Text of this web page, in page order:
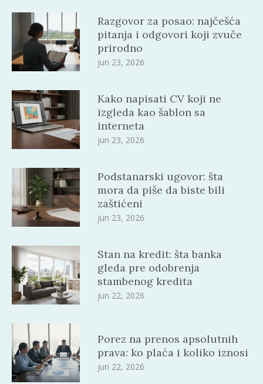
Razgovor za posao: najčešća
pitanja i odgovori koji zvuče
prirodno
jun 23, 2026
Kako napisati CV koji ne
izgleda kao šablon sa
interneta
jun 23, 2026
Podstanarski ugovor: šta
mora da piše da biste bili
zaštićeni
jun 23, 2026
Stan na kredit: šta banka
gleda pre odobrenja
stambenog kredita
jun 22, 2026
Porez na prenos apsolutnih
prava: ko plaća i koliko iznosi
jun 22, 2026